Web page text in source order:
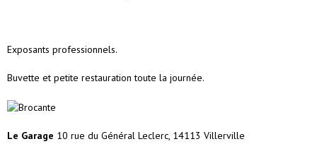
Exposants professionnels.
Buvette et petite restauration toute la journée.
Le Garage 10 rue du Général Leclerc, 14113 Villerville